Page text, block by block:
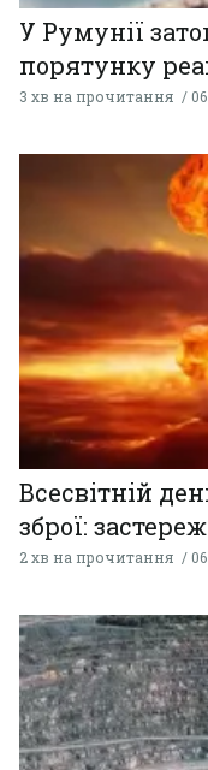
У Румунії
порятунку
3 хв на прочитання
Всесвітній
зброї:
2 хв на прочитання